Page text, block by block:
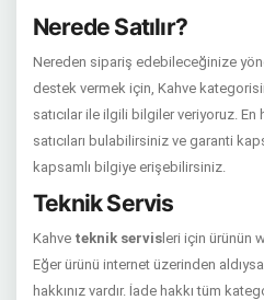
Nerede Satılır?
Nereden sipariş edebileceğinize
destek vermek için, Kahve
satıcılar ile ilgili bilgiler veriyoruz. En
satıcıları bulabilirsiniz ve garanti
kapsamlı bilgiye erişebilirsiniz.
Teknik Servis
Kahve teknik servis leri için ürünün
Eğer ürünü internet üzerinden
hakkınız vardır. İade hakkı tüm